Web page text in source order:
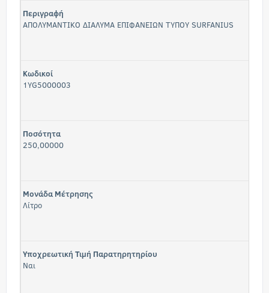
Περιγραφή
ΑΠΟΛΥΜΑΝΤΙΚΟ ΔΙΑΛΥΜΑ ΕΠΙΦΑΝΕΙΩΝ ΤΥΠΟΥ SURFANIUS
Κωδικοί
1YG5000003
Ποσότητα
250,00000
Μονάδα Μέτρησης
Λίτρο
Υποχρεωτική Τιμή Παρατηρητηρίου
Ναι